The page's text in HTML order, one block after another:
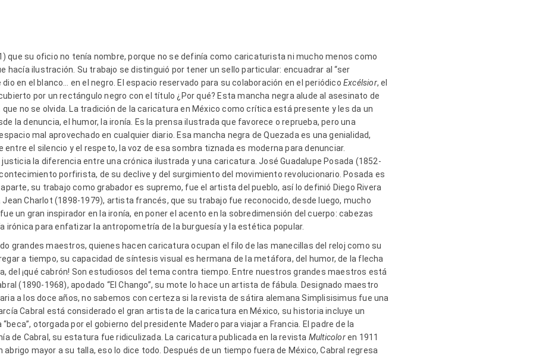
que su oficio no tenía nombre, porque no se definía como caricaturista ni mucho menos como
hacía ilustración. Su trabajo se distinguió por tener un sello particular: encuadrar al “ser
en el blanco… en el negro. El espacio reservado para su colaboración en el periódico Excélsior, el
por un rectángulo negro con el título ¿Por qué? Esta mancha negra alude al asesinato de
no se olvida. La tradición de la caricatura en México como crítica está presente y les da un
la denuncia, el humor, la ironía. Es la prensa ilustrada que favorece o reprueba, pero una
mal aprovechado en cualquier diario. Esa mancha negra de Quezada es una genialidad,
el silencio y el respeto, la voz de esa sombra tiznada es moderna para denunciar.
la diferencia entre una crónica ilustrada y una caricatura. José Guadalupe Posada (1852-
porfirista, de su declive y del surgimiento del movimiento revolucionario. Posada es
su trabajo como grabador es supremo, fue el artista del pueblo, así lo definió Diego Rivera
Charlot (1898-1979), artista francés, que su trabajo fue reconocido, desde luego, mucho
un gran inspirador en la ironía, en poner el acento en la sobredimensión del cuerpo: cabezas
irónica para enfatizar la antropometría de la burguesía y la estética popular.
grandes maestros, quienes hacen caricatura ocupan el filo de las manecillas del reloj como su
a tiempo, su capacidad de síntesis visual es hermana de la metáfora, del humor, de la flecha
del ¡qué cabrón! Son estudiosos del tema contra tiempo. Entre nuestros grandes maestros está
(1890-1968), apodado “El Chango”, su mote lo hace un artista de fábula. Designado maestro
a los doce años, no sabemos con certeza si la revista de sátira alemana Simplisisimus fue una
Cabral está considerado el gran artista de la caricatura en México, su historia incluye un
otorgada por el gobierno del presidente Madero para viajar a Francia. El padre de la
de Cabral, su estatura fue ridiculizada. La caricatura publicada en la revista Multicoloren 1911
mayor a su talla, eso lo dice todo. Después de un tiempo fuera de México, Cabral regresa